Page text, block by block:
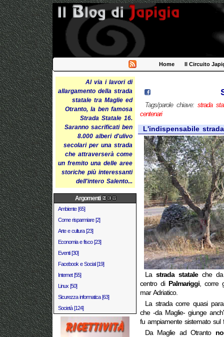
Home Il Circuito
Al via i lavori di
allargamento della strada
statale tra Maglie ed
Otranto, la ben famosa
Strada Statale 16.
Saranno sacrificati ben
8.000 alberi d'ulivo
secolari per una strada
che attraverserà come
un fremito una delle aree
storiche più interessanti
dell'intero Salento...
Argomenti
Ambiente [65]
Come risparmiare [2]
Arte e cultura [23]
Economia e fisco [23]
Eventi [30]
Facebook e Social [19]
Internet [55]
Linux [50]
Sicurezza informatica [63]
Società [124]
Tags/parole chiave: strada
centenari
L'indispensabile
Lastrada stataleche
centro di Palmariggi, corre
mar Adriatico.
La strada corre quasi
che -da Maglie- giunge
fu ampiamente sistemato sul
Da Maglie ad Otranto